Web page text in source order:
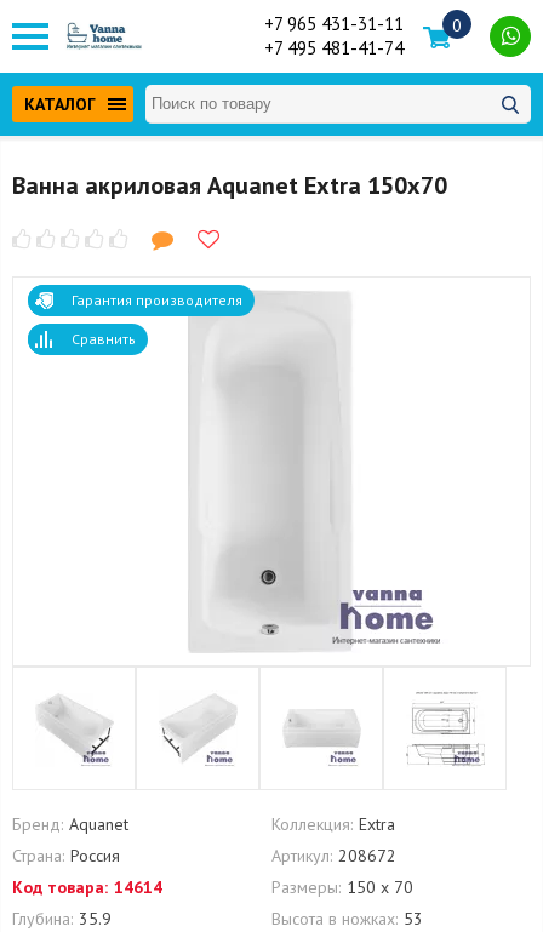
+7 965 431-31-11
+7 495 481-41-74
0
КАТАЛОГ
Ванна акриловая Aquanet Extra 150x70
Гарантия производителя
Сравнить
Бренд: Aquanet Коллекция: Extra
Страна: Россия Артикул: 208672
Код товара: 14614 Размеры: 150 х 70
Глубина: 35.9 Высота в ножках: 53